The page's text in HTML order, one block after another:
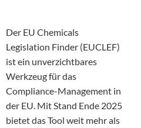
Der EU Chemicals
Legislation Finder (EUCLEF)
ist ein unverzichtbares
Werkzeug für das
Compliance-Management in
der EU. Mit Stand Ende 2025
bietet das Tool weit mehr als